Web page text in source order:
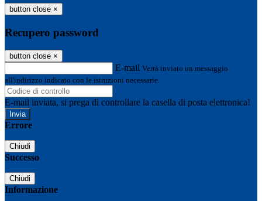
button close ×
Recupero password
button close ×
E-mail Verrà inviato un messaggio
all'indirizzo indicato con le istruzioni necessarie.
E-mail inviata, si prega di controllare la casella di posta elettronica!
Errore
Chiudi
Successo
Chiudi
Informazione